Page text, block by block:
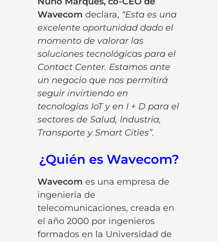
Wavecom declara, “Esta es una
excelente oportunidad dado el
momento de valorar las
soluciones tecnológicas parael
Contact Center. Estamos ante
un negocio que nos permitirá
seguir invirtiendo en
tecnologías IoT y en I + D para el
sectores de Salud, Industria,
Transporte y Smart Cities”.
¿Quién es Wavecom?
Wavecom es una empresa de
ingeniería de
telecomunicaciones, creada en
el año 2000 por ingenieros
formados en la Universidad de